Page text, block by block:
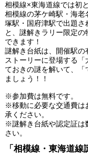
相模線×東海道線では初
相模線の茅ケ崎駅・海
塚駅・国府津駅で出題さ
と、謎解きラリー限定
できます！
謎解き台紙は、開催駅の
ストーリーに登場する
ておきの謎を解いて、「
ましょう！！
※参加費は無料です。
※移動に必要な交通費は
承ください。
※謎解き台紙や認定証は
さい。
「相模線・東海道